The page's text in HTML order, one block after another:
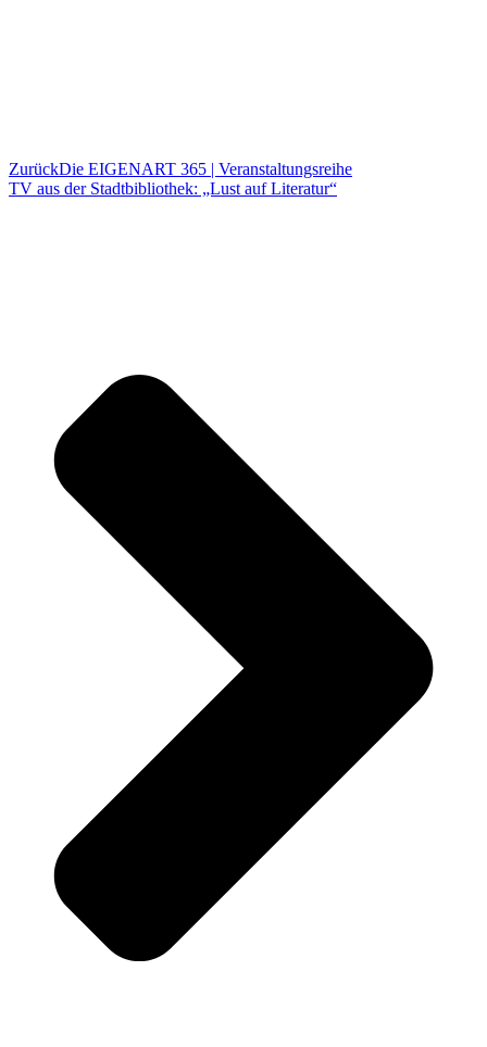
ZurückDie EIGENART 365 | Veranstaltungsreihe
TV aus der Stadtbibliothek: „Lust auf Literatur“